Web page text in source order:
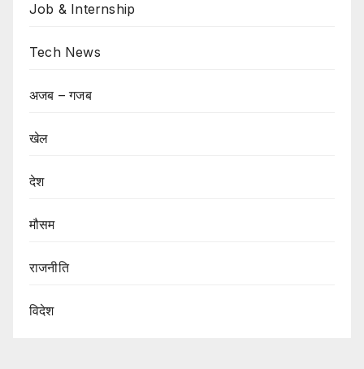
Job & Internship
Tech News
अजब – गजब
खेल
देश
मौसम
राजनीति
विदेश